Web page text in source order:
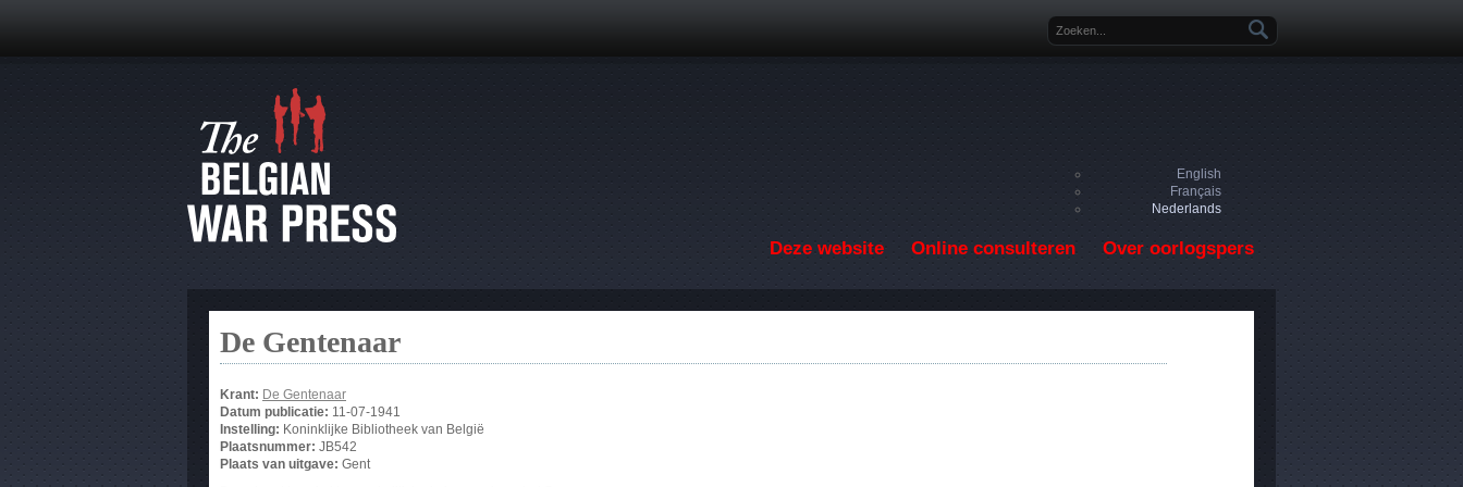
Zoekveld
English
Français
Nederlands
Deze website Online consulteren Over oorlogspers
De Gentenaar
Krant: De Gentenaar
Datum publicatie: 11-07-1941
Instelling: Koninklijke Bibliotheek van België
Plaatsnummer: JB542
Plaats van uitgave: Gent